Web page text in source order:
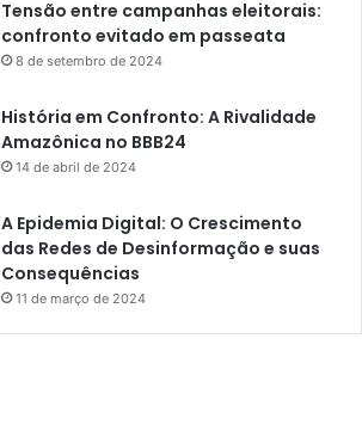
Tensão entre campanhas eleitorais:
confronto evitado em passeata
8 de setembro de 2024
História em Confronto: A Rivalidade
Amazônica no BBB24
14 de abril de 2024
A Epidemia Digital: O Crescimento
das Redes de Desinformação e suas
Consequências
11 de março de 2024